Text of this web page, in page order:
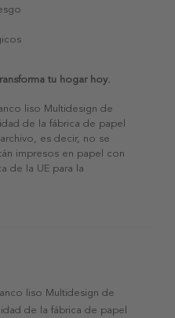
tu hogar hoy.
liso Multidesign de
de la fábrica de papel
es decir, no se
impresos en papel con
de la UE para la
liso Multidesign de
de la fábrica de papel